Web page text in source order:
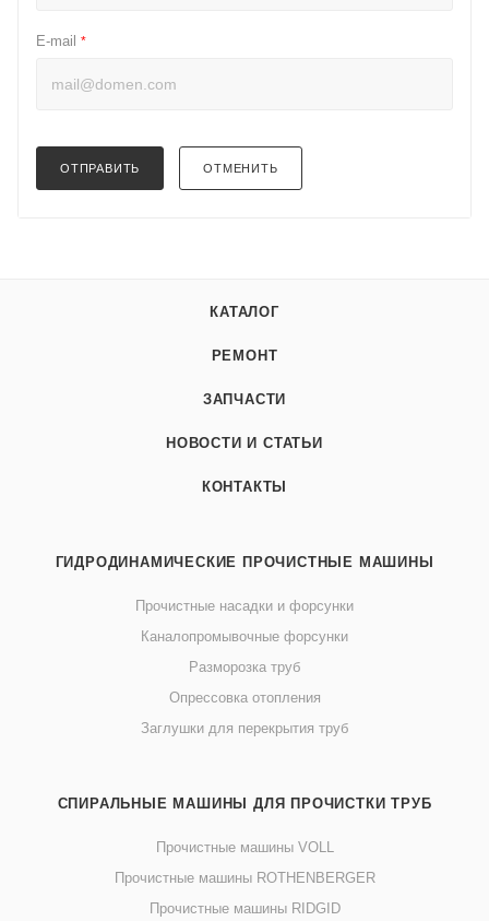
E-mail *
ОТПРАВИТЬ ОТМЕНИТЬ
КАТАЛОГ
РЕМОНТ
ЗАПЧАСТИ
НОВОСТИ И СТАТЬИ
КОНТАКТЫ
ГИДРОДИНАМИЧЕСКИЕ ПРОЧИСТНЫЕ МАШИНЫ
Прочистные насадки и форсунки
Каналопромывочные форсунки
Разморозка труб
Опрессовка отопления
Заглушки для перекрытия труб
СПИРАЛЬНЫЕ МАШИНЫ ДЛЯ ПРОЧИСТКИ ТРУБ
Прочистные машины VOLL
Прочистные машины ROTHENBERGER
Прочистные машины RIDGID